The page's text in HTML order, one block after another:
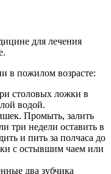
для лечения
в пожилом возрасте:
столовых ложки в
водой.
Промыть, залить
три недели оставить в
и пить за полчаса до
с остывшим чаем или
два зубчика